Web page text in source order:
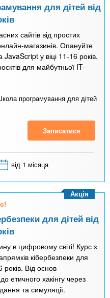
для дітей від
сайтів від простих
магазинів. Опануйте
у віці 11-16 років.
для майбутньої IT-
програмування для дітей
Записатися
від 1 місяця
для дітей від
в цифровому світі! Курс з
кібербезпеки для
років. Від основ
етичного хакінгу через
та симуляції.
Акція